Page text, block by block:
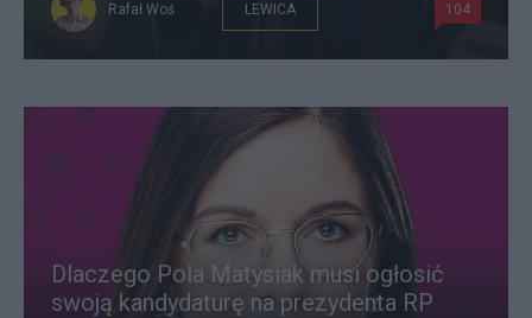
Rafał Woś LEWICA 104
Dlaczego Pola Matysiak musi ogłosić
swoją kandydaturę na prezydenta RP